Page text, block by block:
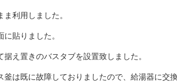
利用しました。
貼りました。
え置きのバスタブを設置致しました。
は既に故障しておりましたので、給湯器に交